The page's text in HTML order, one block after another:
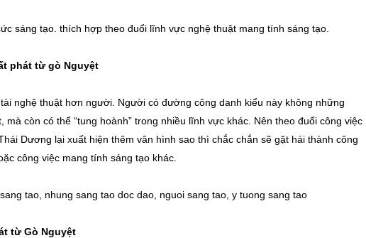
sáng tạo. thích hợp theo đuổi lĩnh vực nghệ thuật mang tính sáng tạo.
phát từ gò Nguyệt
nghệ thuật hơn người. Người có đường công danh kiểu này không những
còn có thể “tung hoành” trong nhiều lĩnh vực khác. Nên theo đuổi công việc
Dương lại xuất hiện thêm vân hình sao thì chắc chắn sẽ gặt hái thành công
công việc mang tính sáng tạo khác.
từ Gò Nguyệt